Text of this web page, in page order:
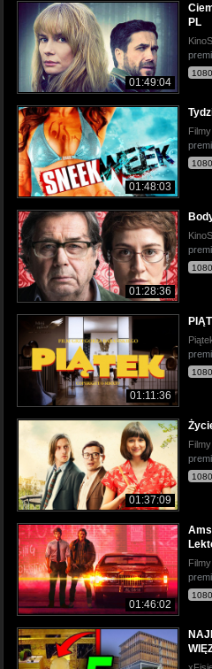
01:49:04
PL
01:48:03
01:28:36
01:11:36
01:37:09
01:46:02